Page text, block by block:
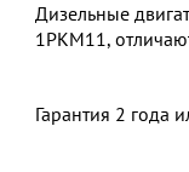
Дизельные
1РКМ11,
Гарантия 2 года